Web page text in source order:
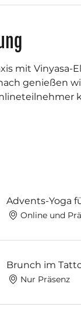
mit
genießen
Advents-Yoga
Online und
Brunch im
Nur Präsenz